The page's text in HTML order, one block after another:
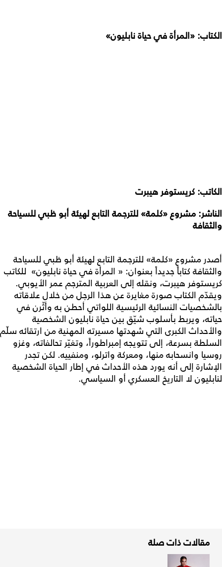
الكتاب: «المرأة في حياة نابليون»
الكاتب: كريستوفر هيبرت
الناشر: مشروع «كلمة» للترجمة التابع لهيئة أبو ظبي للسياحة
والثقافة
أصدر مشروع «كلمة» للترجمة التابع لهيئة أبو ظبي للسياحة
والثقافة كتاباً جديداً بعنوان: « المرأة في حياة نابليون» للكاتب
كريستوفر هيبرت، ونقله إلى العربية المترجم عمر الأيوبي.
ويقدّم الكتاب صورة مغايرة عن هذا الرجل من خلال علاقاته
بالشخصيات النسائية الرئيسية اللواتي أحطن به وأثّرن في
حياته، ويربط بأسلوب شيّق بين حياة نابليون الشخصية
والأحداث الكبرى التي شهدتها مسيرته المهنية من ارتقائه سلّم
السلطة بسرعة، إلى تتويجه إمبراطوراً، وتغيّر تحالفاته، وغزو
روسيا وانسحابه منها، ومعركة واترلو، ومنفييه. لكن تجدر
الإشارة إلى أنه يورد هذه الأحداث في إطار الحياة الشخصية
لنابليون لا التاريخ العسكري أو السياسي.
مقالات ذات صلة